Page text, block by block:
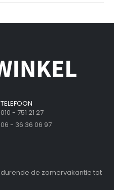
TELEFOON
010 - 751 21 27
06 - 36 36 06 97
de zomervakantie tot